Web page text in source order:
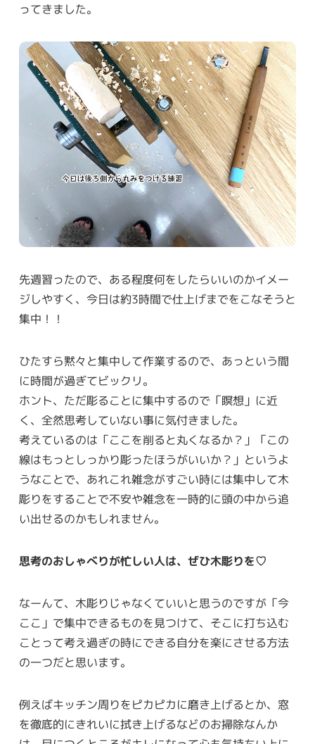
ってきました。
先週習ったので、ある程度何をしたらいいのかイメー
ジしやすく、今日は約3時間で仕上げまでをこなそうと
集中！！
ひたすら黙々と集中して作業するので、あっという間
に時間が過ぎてビックリ。
ホント、ただ彫ることに集中するので「瞑想」に近
く、全然思考していない事に気付きました。
考えているのは「ここを削ると丸くなるか？」「この
線はもっとしっかり彫ったほうがいいか？」というよ
うなことで、あれこれ雑念がすごい時には集中して木
彫りをすることで不安や雑念を一時的に頭の中から追
い出せるのかもしれません。
思考のおしゃべりが忙しい人は、ぜひ木彫りを♡
なーんて、木彫りじゃなくていいと思うのですが「今
ここ」で集中できるものを見つけて、そこに打ち込む
ことって考え過ぎの時にできる自分を楽にさせる方法
の一つだと思います。
例えばキッチン周りをピカピカに磨き上げるとか、窓
を徹底的にきれいに拭き上げるなどのお掃除なんか